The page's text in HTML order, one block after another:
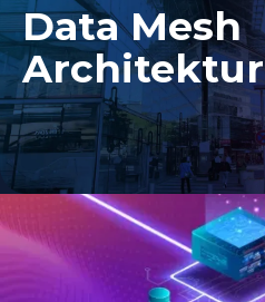
Data Mesh
Architektur